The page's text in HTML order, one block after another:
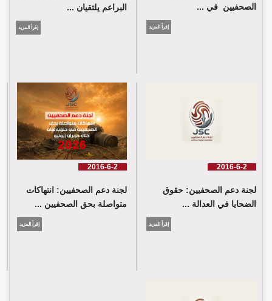
اللجنة كلمة باسم جمعية البراعم للعمل الاجتماعي
الصحفيين في ...
إقرأ المزيد
البراعم يلتقيان ...
إقرأ المزيد
2016-6-2
لجنة دعم الصحفيين: حقوق
الضحايا في العدالة ...
إقرأ المزيد
2016-6-2
لجنة دعم الصحفيين: انتهاكات
متواصلة بحق الصحفيين ...
إقرأ المزيد